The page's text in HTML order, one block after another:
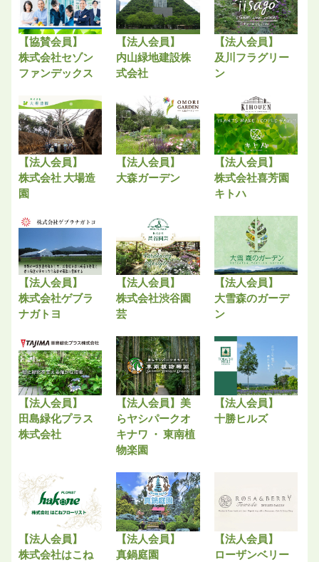
【協賛会員】
株式会社セゾン
ファンデックス
【法人会員】
内山緑地建設株
式会社
【法人会員】
及川フラグリー
ン
【法人会員】
株式会社 大場造
園
【法人会員】
大森ガーデン
【法人会員】
株式会社喜芳園
キトハ
【法人会員】
株式会社ゲブラ
ナガトヨ
【法人会員】
株式会社渋谷園
芸
【法人会員】
大雪森のガーデ
ン
【法人会員】
田島緑化プラス
株式会社
【法人会員】美
らヤシパークオ
キナワ ・ 東南植
物楽園
【法人会員】
十勝ヒルズ
【法人会員】
株式会社はこね
【法人会員】
真鍋庭園
【法人会員】
ローザンベリー